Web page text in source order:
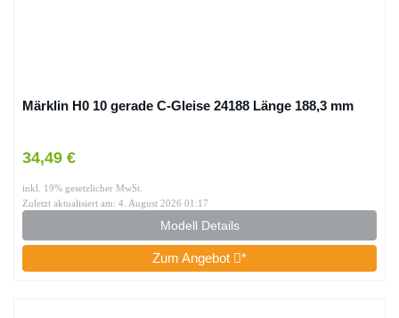
Märklin H0 10 gerade C-Gleise 24188 Länge 188,3 mm
34,49 €
inkl. 19% gesetzlicher MwSt.
Zuletzt aktualisiert am: 4. August 2026 01:17
Modell Details
Zum Angebot *